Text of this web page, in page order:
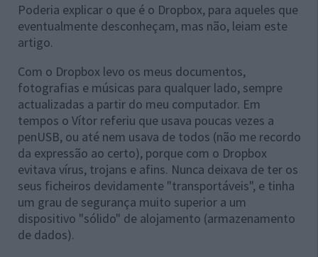
Poderia explicar o que é o Dropbox, para aqueles que
eventualmente desconheçam, mas não, leiam este
artigo.
Com o Dropbox levo os meus documentos,
fotografias e músicas para qualquer lado, sempre
actualizadas a partir do meu computador. Em
tempos o Vítor referiu que usava poucas vezes a
penUSB, ou até nem usava de todos (não me recordo
da expressão ao certo), porque com o Dropbox
evitava vírus, trojans e afins. Nunca deixava de ter os
seus ficheiros devidamente "transportáveis", e tinha
um grau de segurança muito superior a um
dispositivo "sólido" de alojamento (armazenamento
de dados).